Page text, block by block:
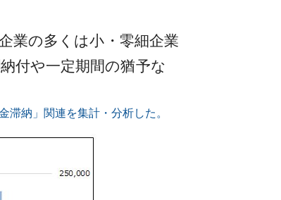
業の多くは小・零細企業
付や一定期間の猶予な
納」関連を集計・分析した。